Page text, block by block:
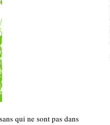
qui ne sont pas dans